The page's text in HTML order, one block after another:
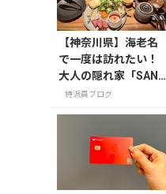
【神奈川県】海老名
で一度は訪れたい！
大人の隠れ家「SAND
GLASS 熾火」で味わ
特派員ブログ